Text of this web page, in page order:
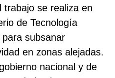
trabajo se realiza en
de Tecnología
subsanar
en zonas alejadas.
nacional y de